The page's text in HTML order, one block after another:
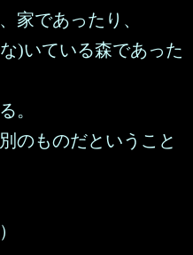
家であったり、
)いている森であった
。
のものだということ